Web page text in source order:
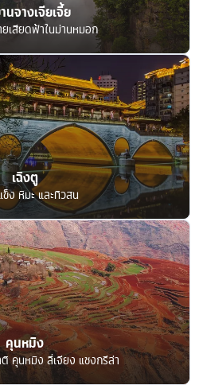
นจางเจียเจี้ย
ยเสียดฟ้าในม่านหมอก
เฉิงตู
ข็ง หิมะ และทิวสน
คุนหมิง
ติ คุนหมิง ลี่เจียง แชงกรีล่า